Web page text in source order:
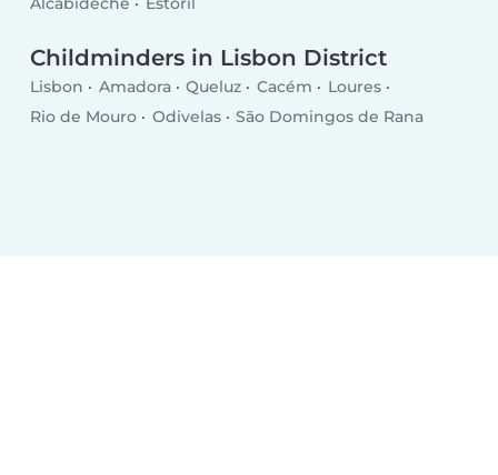
Childminders in Lisbon District
Lisbon Amadora Queluz Cacém
Loures
Rio de Mouro
Odivelas São Domingos de Rana